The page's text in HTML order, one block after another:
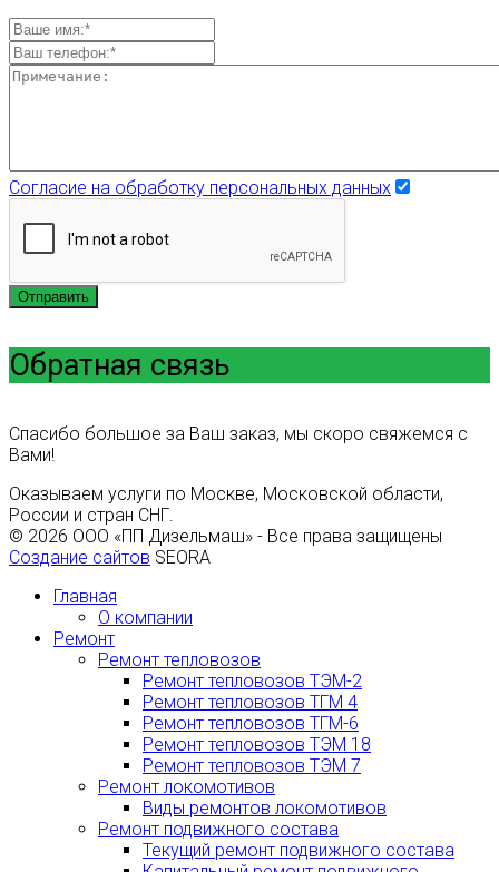
Согласие на обработку персональных данных
Отправить
Обратная связь
Спасибо большое за Ваш заказ, мы скоро свяжемся с
Вами!
Оказываем услуги по Москве, Московской области,
России и стран СНГ.
© 2026 ООО «ПП Дизельмаш» - Все права защищены
Создание сайтов SEORA
Главная
О компании
Ремонт
Ремонт тепловозов
Ремонт тепловозов ТЭМ-2
Ремонт тепловозов ТГМ 4
Ремонт тепловозов ТГМ-6
Ремонт тепловозов ТЭМ 18
Ремонт тепловозов ТЭМ 7
Ремонт локомотивов
Виды ремонтов локомотивов
Ремонт подвижного состава
Текущий ремонт подвижного состава